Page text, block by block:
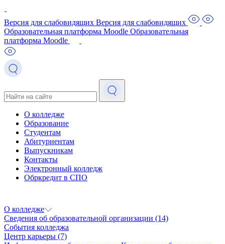
Версия для слабовидящих Версия для слабовидящих
Образовательная платформа Moodle Образовательная
платформа Moodle
О колледже
Образование
Студентам
Абитуриентам
Выпускникам
Контакты
Электронный колледж
Обркредит в СПО
О колледже
Сведения об образовательной организации (14)
События колледжа
Центр карьеры (7)